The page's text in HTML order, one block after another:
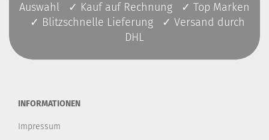
Auswahl ✓ Kauf auf Rechnung ✓ Top Marken
✓ Blitzschnelle Lieferung ✓ Versand durch
DHL
INFORMATIONEN
Impressum